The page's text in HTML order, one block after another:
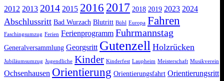
2012 2013 2014 2015 2016 2017 2018 2019 2023 2024
Abschlussritt Bad Wurzach Blutritt Bühl Europa Fahren
Faschingsumzug Ferien Ferienprogramm Fuhrmannstag
Generalversammlung Georgsritt Gutenzell Holzrücken
Jubiläumsumzug Jugendliche Kinder Kinderfest Laupheim Meisterschaft Musikverein
Ochsenhausen Orientierung Orientierungsfahrt Orientierungsritt